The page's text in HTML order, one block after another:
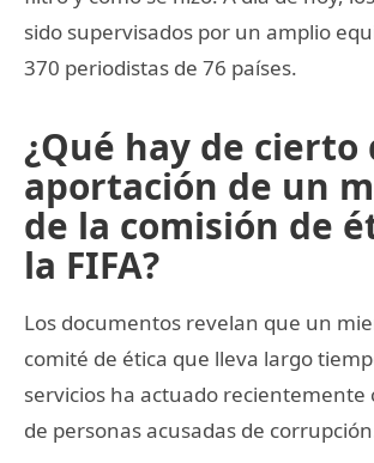
sido supervisados por un amplio
370 periodistas de 76 países.
¿Qué hay de cierto
aportación de un
de la comisión de
la FIFA?
Los documentos revelan que un
comité de ética que lleva largo
servicios ha actuado recientemente
de personas acusadas de